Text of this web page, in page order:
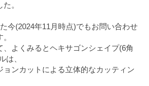
。
今(2024年11月時点)でもお問い合わせ
、よくみるとヘキサゴンシェイプ(6角
は、
ョンカットによる立体的なカッティン